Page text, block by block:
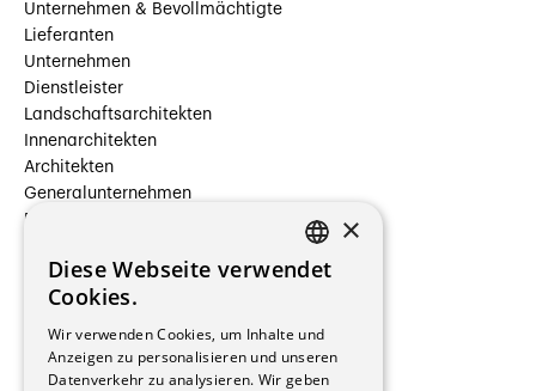
Unternehmen & Bevollmächtigte
Lieferanten
Unternehmen
Dienstleister
Landschaftsarchitekten
Innenarchitekten
Architekten
Generalunternehmen
Beauftragte Unternehmen
Hersteller/Lieferanten
Bauherrschaften
Immobilienverwaltungsgesellschaften
Stockwerkeigentum
Reportagen
FRENCH
×
Diese Webseite verwendet
Cookies.
Wir verwenden Cookies, um Inhalte und
Anzeigen zu personalisieren und unseren
Datenverkehr zu analysieren. Wir geben